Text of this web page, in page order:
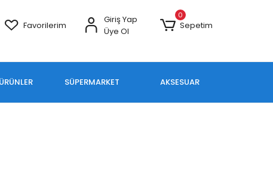
Favorilerim
Giriş Yap
Üye Ol
0
Sepetim
SÜPERMARKET AKSESUAR